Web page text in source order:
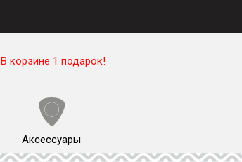
Аксессуары
В корзине 1 подарок!